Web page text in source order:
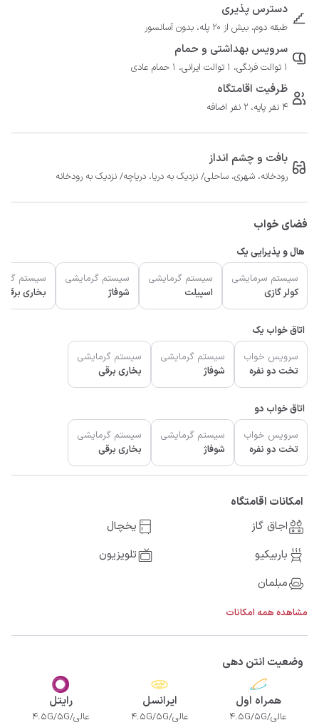
دسترس پذیری
طبقه دوم، بیش از 20 پله، بدون آسانسور
سرویس بهداشتی و حمام
1 توالت فرنگی، 1 توالت ایرانی، 1 حمام عادی
ظرفیت اقامتگاه
4 نفر پایه، 2 نفر اضافه
بافت و چشم انداز
رودخانه، شهری، ساحلی/ نزدیک به دریا، دریاچه/ نزدیک به رودخانه
فضای خواب
هال و پذیرایی یک
سیستم سرمایشی
کولر گازی
سیستم گرمایشی
اسپیلت
سیستم گرمایشی
شوفاژ
سیستم
بخاری برقی
اتاق خواب یک
سرویس خواب
تخت دو نفره
سیستم گرمایشی
شوفاژ
سیستم گرمایشی
بخاری برقی
اتاق خواب دو
سرویس خواب
تخت دو نفره
سیستم گرمایشی
شوفاژ
سیستم گرمایشی
بخاری برقی
امکانات اقامتگاه
اجاق گاز
یخچال
باربیکیو
تلویزیون
مبلمان
مشاهده همه امکانات
وضعیت انتن دهی
همراه اول
عالی/4.5G/5G
ایرانسل
عالی/4.5G/5G
رایتل
عالی/4.5G/5G